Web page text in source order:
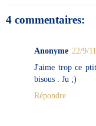
4 commentaires:
Anonyme 22/9/
J'aime trop ce
bisous . Ju ;)
Répondre